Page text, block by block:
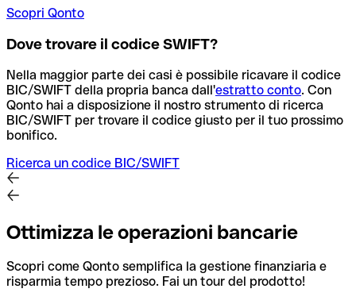
Scopri Qonto
Dove trovare il codice SWIFT?
Nella maggior parte dei casi è possibile ricavare il codice
BIC/SWIFT della propria banca dall'estratto conto. Con
Qonto hai a disposizione il nostro strumento di ricerca
BIC/SWIFT per trovare il codice giusto per il tuo prossimo
bonifico.
Ricerca un codice BIC/SWIFT
Ottimizza le operazioni bancarie
Scopri come Qonto semplifica la gestione finanziaria e
risparmia tempo prezioso. Fai un tour del prodotto!